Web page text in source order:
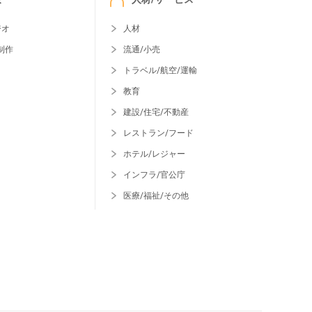
作
人材
流通/小売
トラベル/航空/運輸
教育
建設/住宅/不動産
レストラン/フード
ホテル/レジャー
インフラ/官公庁
医療/福祉/その他